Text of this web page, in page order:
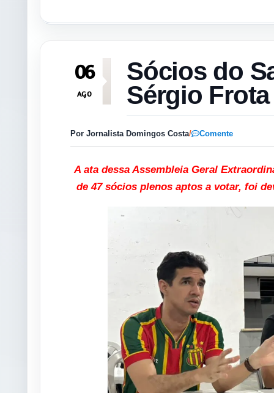
06
AGO
Sócios do
Sérgio Frota
Por Jornalista Domingos Costa/ Comente
A ata dessa Assembleia Geral
de 47 sócios plenos aptos a votar, foi